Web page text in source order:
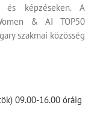
és képzéseken. A
& AI TOP50
szakmai közösség
09.00-16.00 óráig